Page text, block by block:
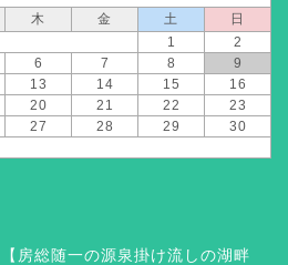
木 金 土
日
1
2
6 7 8
9
13 14 15
16
20 21 22
23
27 28 29
30
【房総随一の源泉掛け流しの湖畔